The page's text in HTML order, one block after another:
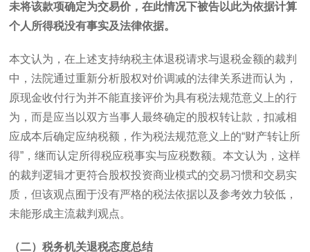
未将该款项确定为交易价，在此情况下被告以此为依据计算
个人所得税没有事实及法律依据。
本文认为，在上述支持纳税主体退税请求与退税金额的裁判
中，法院通过重新分析股权对价调减的法律关系进而认为，
原现金收付行为并不能直接评价为具有税法规范意义上的行
为，而是应当以双方当事人最终确定的股权转让款，扣减相
应成本后确定应纳税额，作为税法规范意义上的“财产转让所
得”，继而认定所得税应税事实与应税数额。本文认为，这样
的裁判逻辑才更符合股权投资商业模式的交易习惯和交易实
质，但该观点囿于没有严格的税法依据以及参考效力较低，
未能形成主流裁判观点。
（二）税务机关退税态度总结